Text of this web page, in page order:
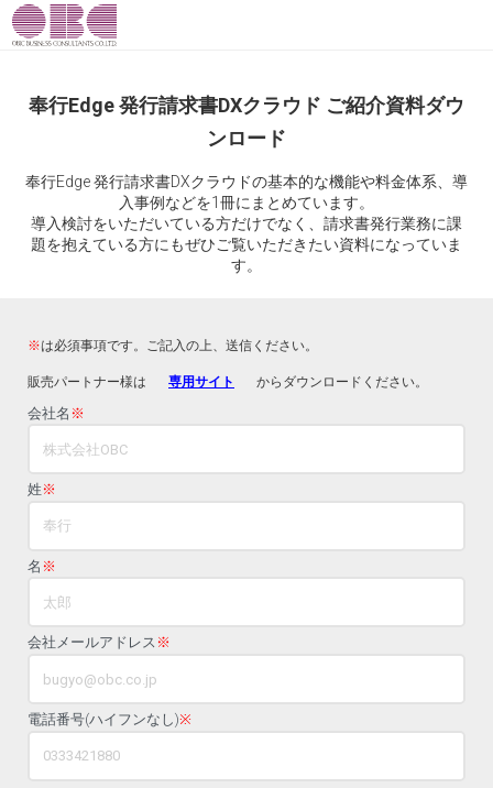
奉行Edge 発行請求書DXクラウド ご紹介資料ダウ
ンロード
奉行Edge 発行請求書DXクラウドの基本的な機能や料金体系、導
入事例などを1冊にまとめています。
導入検討をいただいている方だけでなく、請求書発行業務に課
題を抱えている方にもぜひご覧いただきたい資料になっていま
す。
※は必須事項です。ご記入の上、送信ください。
販売パートナー様は 専用サイト からダウンロードください。
会社名 ※
姓 ※
名 ※
会社メールアドレス ※
電話番号(ハイフンなし)※